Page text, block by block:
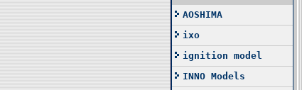
AOSHIMA
ixo
ignition model
INNO Models